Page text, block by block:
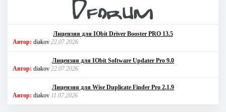
Лицензия для IObit Driver Booster PRO 13.5
Автор: diakov 22.07.2026
Лицензия для IObit Software Updater Pro 9.0
Автор: diakov 22.07.2026
Лицензия для Wise Duplicate Finder Pro 2.1.9
Автор: diakov 11.07.2026